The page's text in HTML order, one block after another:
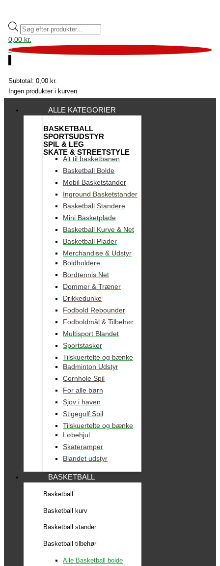
0,00 kr.
0
Subtotal: 0,00 kr.
Ingen produkter i kurven
ALLE KATEGORIER
BASKETBALL
SPORTSUDSTYR
SPIL & LEG
SKATE & STREETSTYLE
Alt til basketbanen
Basketball Bolde
Mobil Basketstander
Inground Basketstander
Basketball Standere
Mini Basketplade
Basketball Kurve & Net
Basketball Plader
Merchandise & Udstyr
Boldholdere
Bordtennis Net
Dommer & Træner
Drikkedunke
Fodbold Rebounder
Fodboldmål & Tilbehør
Multisport Blandet
Sportstasker
Tilskuertelte og bænke
Badminton Udstyr
Cornhole Spil
For alle børn
Sjov i haven
Stigegolf Spil
Tilskuertelte og bænke
Løbehjul
Skateramper
Blandet udstyr
BASKETBALL
Basketball
Basketball kurv
Basketball stander
Basketball tilbehør
Alle Basketball bolde